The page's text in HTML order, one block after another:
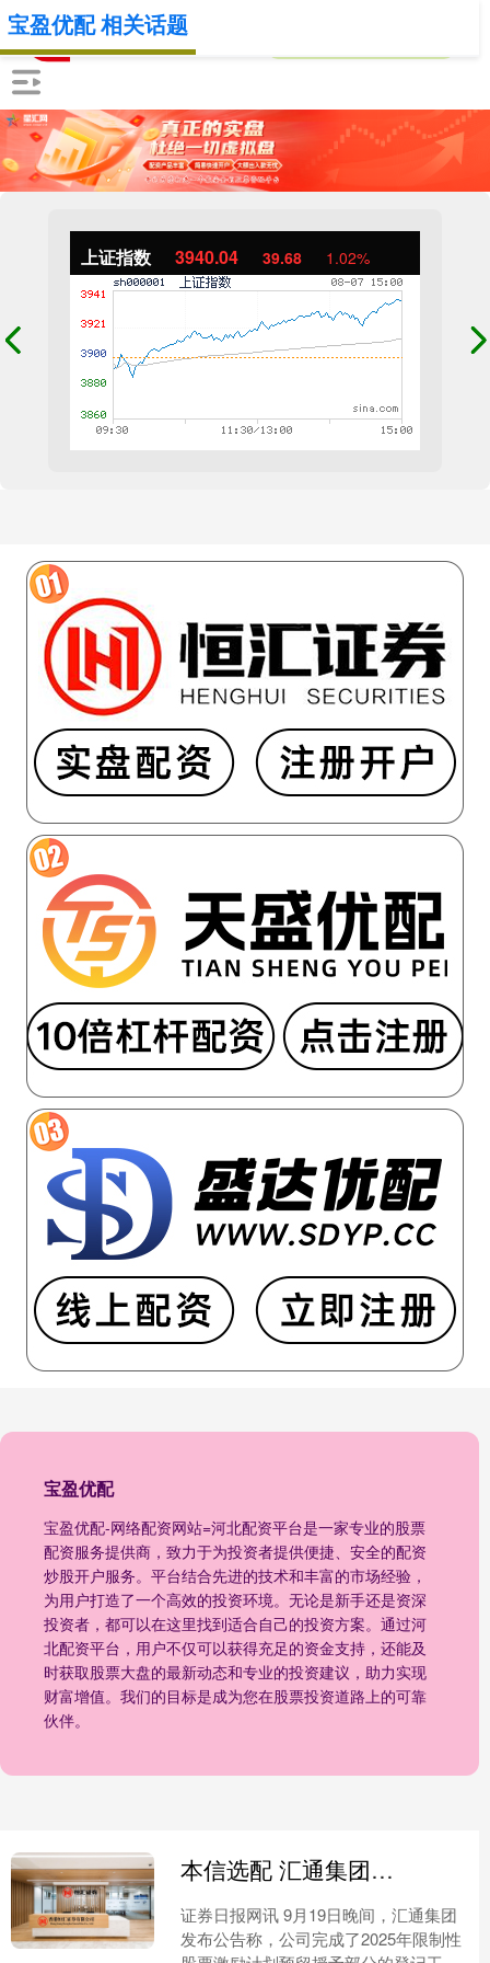
上证指数 3940.04 39.68 1.02%
宝盈优配
宝盈优配-网络配资网站=河北配资平台是一家专业的股票
配资服务提供商，致力于为投资者提供便捷、安全的配资
炒股开户服务。平台结合先进的技术和丰富的市场经验，
为用户打造了一个高效的投资环境。无论是新手还是资深
投资者，都可以在这里找到适合自己的投资方案。通过河
北配资平台，用户不仅可以获得充足的资金支持，还能及
时获取股票大盘的最新动态和专业的投资建议，助力实现
财富增值。我们的目标是成为您在股票投资道路上的可靠
伙伴。
宝盈优配 相关话题
本信选配 汇通集团：关于2025年限制性股票激励计划预留部分授予结果公告
证券日报网讯 9月19日晚间，汇通集团
发布公告称，公司完成了2025年限制性